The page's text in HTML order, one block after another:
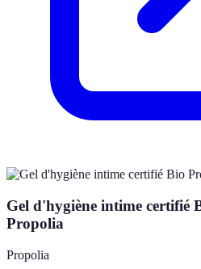
Gel d'hygiène intime certifié
Propolia
Propolia